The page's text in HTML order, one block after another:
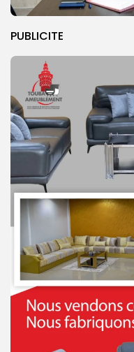
PUBLICITE